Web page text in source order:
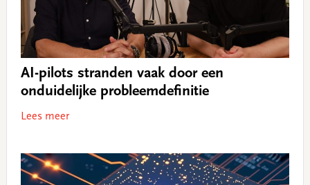
AI-pilots stranden vaak door een
onduidelijke probleemdefinitie
Lees meer